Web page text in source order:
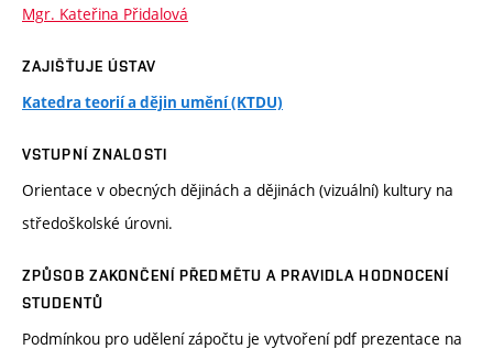
Mgr. Kateřina Přidalová
ZAJIŠŤUJE ÚSTAV
Katedra teorií a dějin umění (KTDU)
VSTUPNÍ ZNALOSTI
Orientace v obecných dějinách a dějinách (vizuální) kultury na
středoškolské úrovni.
ZPŮSOB ZAKONČENÍ PŘEDMĚTU A PRAVIDLA HODNOCENÍ
STUDENTŮ
Podmínkou pro udělení zápočtu je vytvoření pdf prezentace na